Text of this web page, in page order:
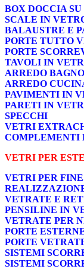
BOX DOCCIA
SCALE IN
BALAUSTRE E
PORTE TUTTO
PORTE
TAVOLI IN
ARREDO
ARREDO
PAVIMENTI IN
PARETI IN
SPECCHI
VETRI
COMPLEMENTI
VETRI PER
VETRI PER
VETRATE E
PENSILINE IN
VETRATE PER
PORTE
PORTE
SISTEMI
SISTEMI